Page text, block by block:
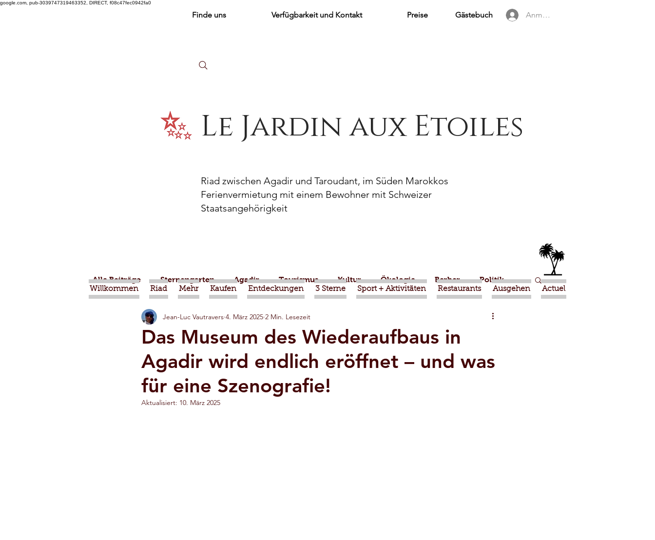
google.com, pub-3039747319463352, DIRECT, f08c47fec0942fa0
Finde uns Verfügbarkeit und Kontakt Preise Gästebuch Anmelden
Le Jardin aux Etoiles
Riad zwischen Agadir und Taroudant, im Süden Marokkos
Ferienvermietung mit einem Bewohner mit Schweizer
Staatsangehörigkeit
Willkommen Riad Mehr Kaufen Entdeckungen 3 Sterne Sport + Aktivitäten Restaurants Ausgehen Actuel
Alle Beiträge Sternengarten Agadir Tourismus Kultur Ökologie Berber Politik
Nahrung Projekte Taroudant Marrakesch
Mohammed VI Veranstaltungen Wirtschaft Natur Aziz Akhannouch Nicht empfohlen
Das Museum des Wiederaufbaus in
Agadir wird endlich eröffnet – und was
für eine Szenografie!
Jean-Luc Vautravers 4. März 2025 2 Min. Lesezeit
Aktualisiert: 10. März 2025